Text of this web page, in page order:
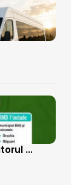
...